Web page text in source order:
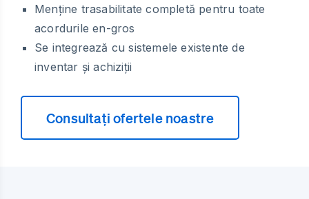
Menține trasabilitate completă pentru toate
acordurile en-gros
Se integrează cu sistemele existente de
inventar și achiziții
Consultați ofertele noastre